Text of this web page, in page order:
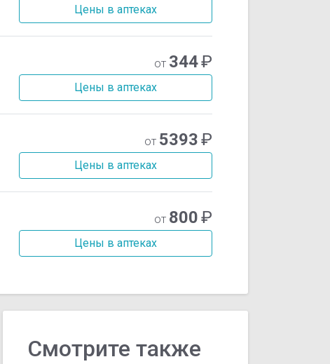
Цены в аптеках
от 344₽
Цены в аптеках
от 5393₽
Цены в аптеках
от 800₽
Цены в аптеках
Смотрите также